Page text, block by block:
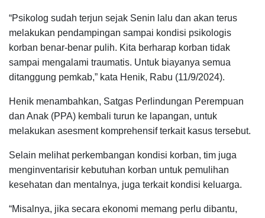
“Psikolog sudah terjun sejak Senin lalu dan akan terus
melakukan pendampingan sampai kondisi psikologis
korban benar-benar pulih. Kita berharap korban tidak
sampai mengalami traumatis. Untuk biayanya semua
ditanggung pemkab,” kata Henik, Rabu (11/9/2024).
Henik menambahkan, Satgas Perlindungan Perempuan
dan Anak (PPA) kembali turun ke lapangan, untuk
melakukan asesment komprehensif terkait kasus tersebut.
Selain melihat perkembangan kondisi korban, tim juga
menginventarisir kebutuhan korban untuk pemulihan
kesehatan dan mentalnya, juga terkait kondisi keluarga.
“Misalnya, jika secara ekonomi memang perlu dibantu,